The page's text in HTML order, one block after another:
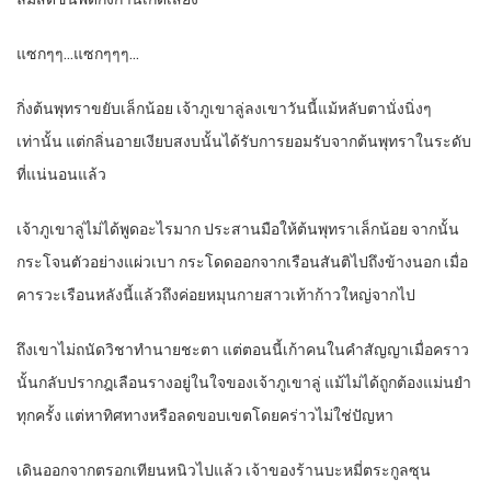
แซกๆๆ…แซกๆๆๆ…
กิ่งต้นพุทราขยับเล็กน้อย เจ้าภูเขาลู่ลงเขาวันนี้แม้หลับตานั่งนิ่งๆ
เท่านั้น แต่กลิ่นอายเงียบสงบนั้นได้รับการยอมรับจากต้นพุทราในระดับ
ที่แน่นอนแล้ว
เจ้าภูเขาลู่ไม่ได้พูดอะไรมาก ประสานมือให้ต้นพุทราเล็กน้อย จากนั้น
กระโจนตัวอย่างแผ่วเบา กระโดดออกจากเรือนสันติไปถึงข้างนอก เมื่อ
คารวะเรือนหลังนี้แล้วถึงค่อยหมุนกายสาวเท้าก้าวใหญ่จากไป
ถึงเขาไม่ถนัดวิชาทำนายชะตา แต่ตอนนี้เก้าคนในคำสัญญาเมื่อคราว
นั้นกลับปรากฎเลือนรางอยู่ในใจของเจ้าภูเขาลู่ แม้ไม่ได้ถูกต้องแม่นยำ
ทุกครั้ง แต่หาทิศทางหรือลดขอบเขตโดยคร่าวไม่ใช่ปัญหา
เดินออกจากตรอกเทียนหนิวไปแล้ว เจ้าของร้านบะหมี่ตระกูลซุน